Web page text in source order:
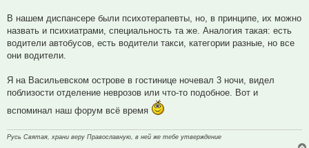
В нашем диспансере были психотерапевты, но, в принципе, их можно
назвать и психиатрами, специальность та же. Аналогия такая: есть
водители автобусов, есть водители такси, категории разные, но все
они водители.
Я на Васильевском острове в гостинице ночевал 3 ночи, видел
поблизости отделение неврозов или что-то подобное. Вот и
вспоминал наш форум всё время
Русь Святая, храни веру Православную, в ней же тебе утверждение